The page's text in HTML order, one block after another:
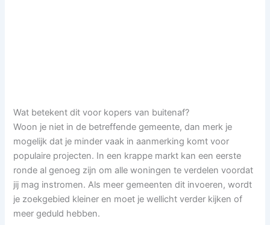
Wat betekent dit voor kopers van buitenaf?
Woon je niet in de betreffende gemeente, dan merk je
mogelijk dat je minder vaak in aanmerking komt voor
populaire projecten. In een krappe markt kan een eerste
ronde al genoeg zijn om alle woningen te verdelen voordat
jij mag instromen. Als meer gemeenten dit invoeren, wordt
je zoekgebied kleiner en moet je wellicht verder kijken of
meer geduld hebben.